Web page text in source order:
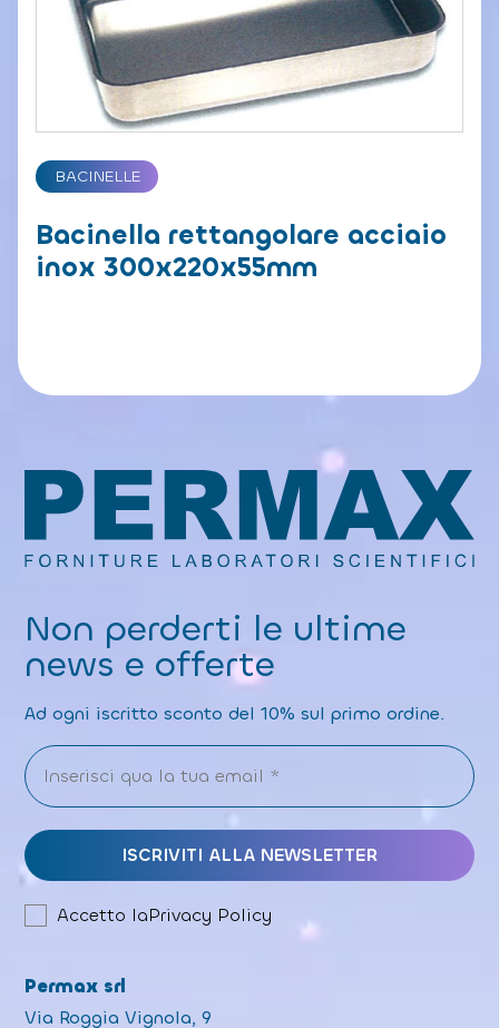
BACINELLE
Bacinella rettangolare acciaio
inox 300x220x55mm
Non perderti le ultime
news e offerte
Ad ogni iscritto sconto del 10% sul primo ordine.
Accetto laPrivacy Policy
Permax srl
Via Roggia Vignola, 9